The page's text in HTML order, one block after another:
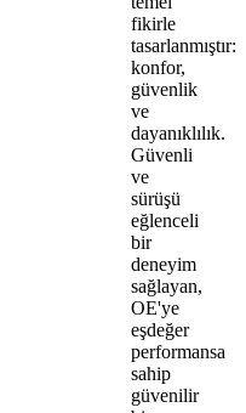
fikirle
tasarlanmıştır:
konfor,
güvenlik
ve
dayanıklılık.
Güvenli
ve
sürüşü
eğlenceli
bir
deneyim
sağlayan,
OE'ye
eşdeğer
performansa
sahip
güvenilir